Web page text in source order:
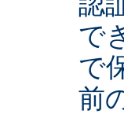
で
で
前